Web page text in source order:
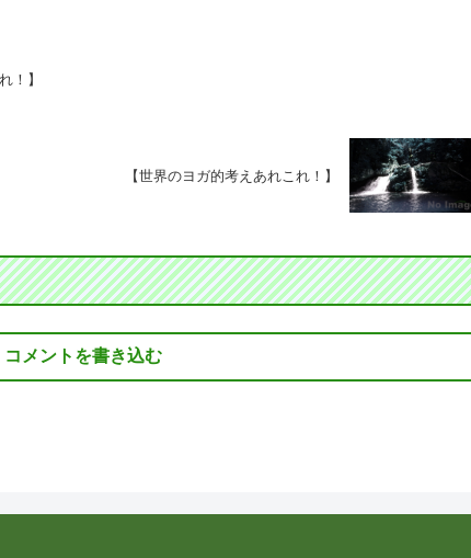
！】
【世界のヨガ的考えあれこれ！】
コメントを書き込む